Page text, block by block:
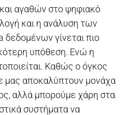
αγαθών στο ψηφιακό
και η ανάλυση των
γίνεται πιο
υπόθεση. Ενώ η
Καθώς ο όγκος
αποκαλύπτουν μονάχα
αλλά μπορούμε χάρη στα
συστήματα να